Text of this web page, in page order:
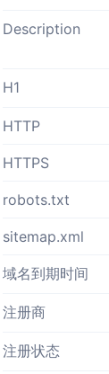
Description
H1
HTTP
HTTPS
robots.txt
sitemap.xml
域名到期时间
注册商
注册状态